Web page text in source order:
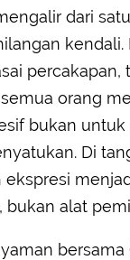
dari
kendali.
percakapan,
orang
bukan
Di
ekspresi
bukan alat
bersama